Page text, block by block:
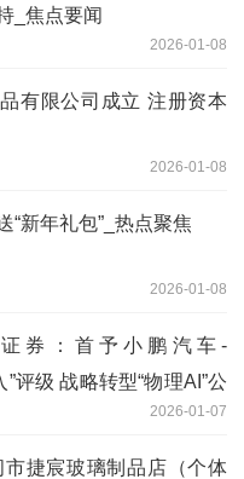
_焦点要闻
2026-01-08
有限公司成立 注册资本
2026-01-08
“新年礼包”_热点聚焦
2026-01-08
券：首予小鹏汽车-
”评级 战略转型“物理AI”公
2026-01-07
捷宸玻璃制品店（个体